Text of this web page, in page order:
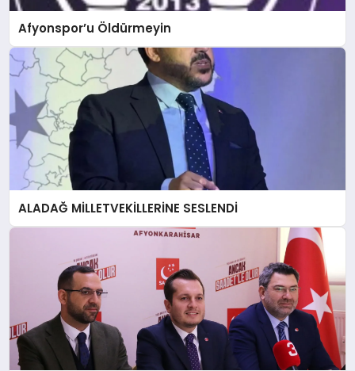
Afyonspor’u Öldürmeyin
ALADAĞ MİLLETVEKİLLERİNE SESLENDİ